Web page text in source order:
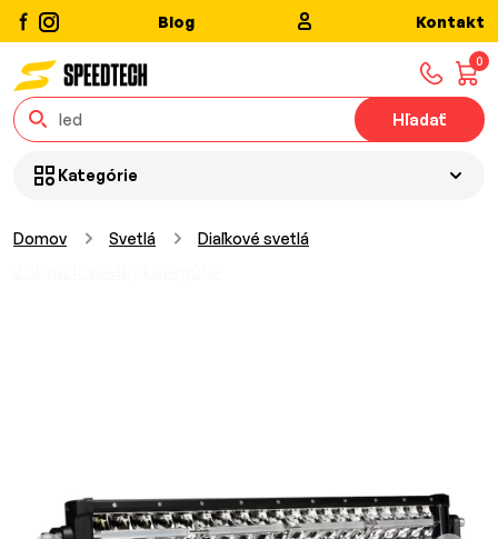
Blog Kontakt
0
Hľadať
Kategórie
Domov Svetlá Diaľkové svetlá